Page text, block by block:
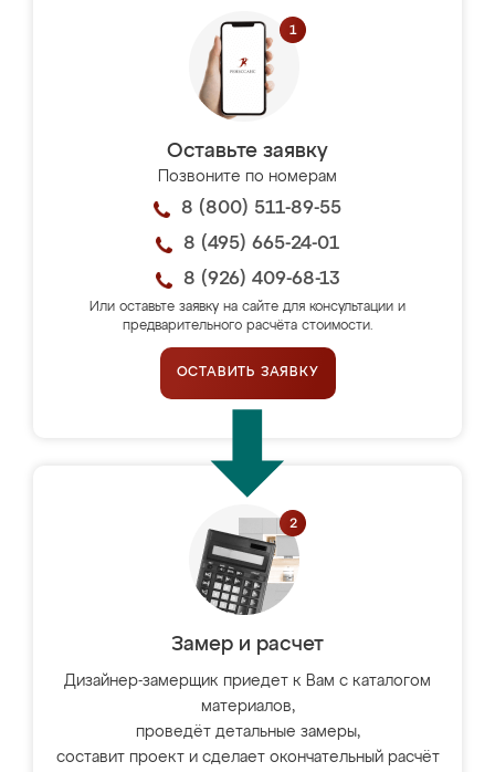
Оставьте заявку
Позвоните по номерам
8 (800) 511-89-55
8 (495) 665-24-01
8 (926) 409-68-13
Или оставьте заявку на сайте для консультации и
предварительного расчёта стоимости.
ОСТАВИТЬ ЗАЯВКУ
Замер и расчет
Дизайнер-замерщик приедет к Вам с каталогом
материалов,
проведёт детальные замеры,
составит проект и сделает окончательный расчёт